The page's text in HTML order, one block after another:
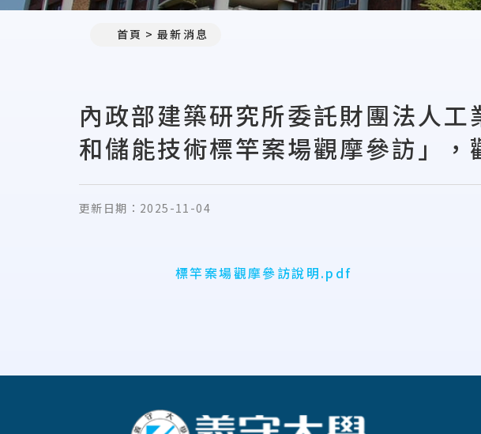
首頁 最新消息
內政部建築研究所委託財團法人
和儲能技術標竿案場觀摩參訪」，
更新日期： 2025-11-04
標竿案場觀摩參訪說明.pdf